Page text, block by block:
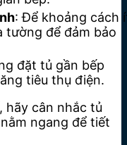
: Để khoảng cách
tường để đảm bảo
đặt tủ gần bếp
tiêu thụ điện.
hãy cân nhắc tủ
ngang để tiết